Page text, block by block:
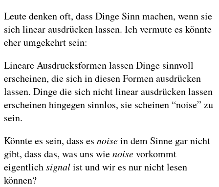
Leute denken oft, dass Dinge Sinn machen, wenn sie
sich linear ausdrücken lassen. Ich vermute es könnte
eher umgekehrt sein:
Lineare Ausdrucksformen lassen Dinge sinnvoll
erscheinen, die sich in diesen Formen ausdrücken
lassen. Dinge die sich nicht linear ausdrücken lassen
erscheinen hingegen sinnlos, sie scheinen “noise” zu
sein.
Könnte es sein, dass es noisein dem Sinne gar nicht
gibt, dass das, was uns wienoisevorkommt
eigentlichsignalist und wir es nur nicht lesen
können?